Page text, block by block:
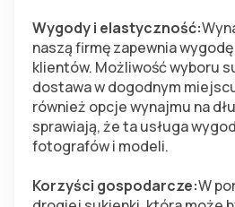
Wygody i elastyczność:
naszą firmę zapewnia
klientów. Możliwość wyboru
dostawa w dogodnym
również opcje wynajmu na
sprawiają, że ta usługa
fotografów i modeli.
Korzyści gospodarcze:W